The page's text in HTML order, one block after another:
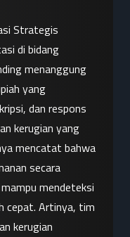
Strategis
di bidang
menanggung
yang
dan respons
kerugian yang
mencatat bahwa
secara
mendeteksi
cepat. Artinya, tim
kerugian